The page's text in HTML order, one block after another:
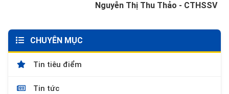
Nguyễn Thị Thu Thảo - CTHSSV
CHUYÊN MỤC
Tin tiêu điểm
Tin tức